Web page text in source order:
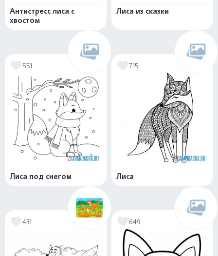
Антистресс лиса с
хвостом
Лиса из сказки
551
Лиса под снегом
715
Лиса
431 649